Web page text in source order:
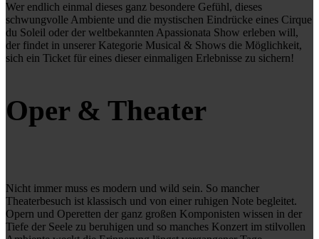
Wer endlich einmal dieses ganz besondere Gefühl, dieses
schwungvolle Ambiente und die mystischen Eindrücke eines Cirque
du Soleil oder der weltbekannten Apassionata Show erleben will,
der findet in unserer Kategorie Musical & Shows die Möglichkeit,
sich ein Ticket für eines dieser einmaligen Erlebnisse zu sichern!
Oper & Theater
Nicht immer muss es modern und wild sein. So mancher
Theaterbesuch ist klassisch und von einer ruhigen Note begleitet.
Opern und Operetten der ganz großen Komponisten wissen in der
Tiefe der Seele zu beruhigen und so manches Konzert im stilvollen